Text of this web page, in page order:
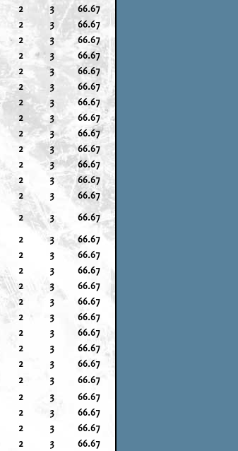
2 3
66.67
2 3
66.67
2 3
66.67
2 3
66.67
2 3
66.67
2 3
66.67
2 3
66.67
2 3
66.67
2 3
66.67
2 3
66.67
2 3
66.67
2 3
66.67
2 3
66.67
2 3
66.67
2 3
66.67
2 3
66.67
2 3
66.67
2 3
66.67
2 3
66.67
2 3
66.67
2 3
66.67
2 3
66.67
2 3
66.67
2 3
66.67
2 3
66.67
2 3
66.67
2 3
66.67
2 3
66.67